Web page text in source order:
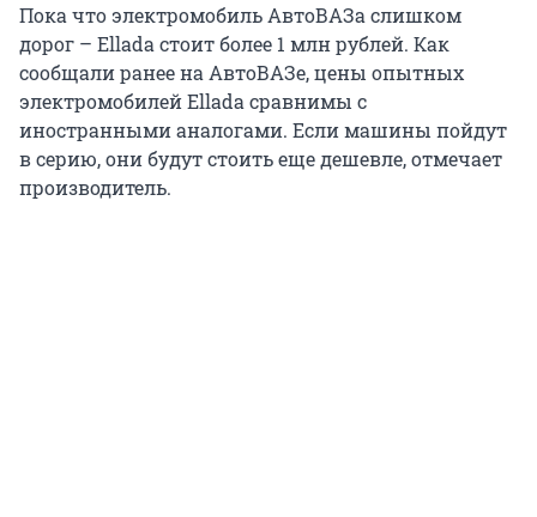
Пока что электромобиль АвтоВАЗа слишком
дорог – Ellada стоит более 1 млн рублей. Как
сообщали ранее на АвтоВАЗе, цены опытных
электромобилей Ellada сравнимы с
иностранными аналогами. Если машины пойдут
в серию, они будут стоить еще дешевле, отмечает
производитель.